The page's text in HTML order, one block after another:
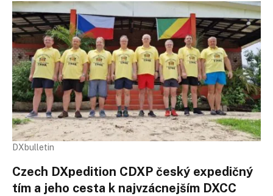
DXbulletin
Czech DXpedition CDXP český expedičný
tím a jeho cesta k najvzácnejším DXCC